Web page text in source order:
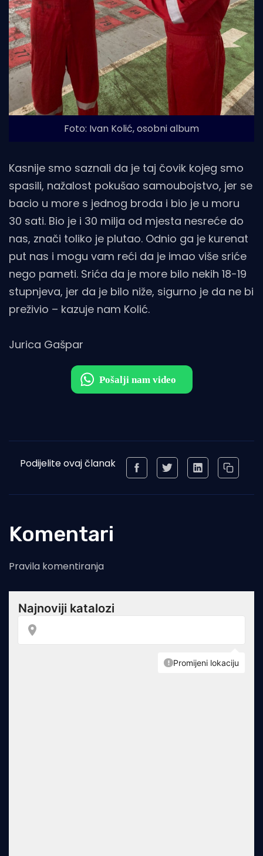
Foto: Ivan Kolić, osobni album
Kasnije smo saznali da je taj čovik kojeg smo
spasili, nažalost pokušao samoubojstvo, jer se
bacio u more s jednog broda i bio je u moru
30 sati. Bio je i 30 milja od mjesta nesreće do
nas, znači toliko je plutao. Odnio ga je kurenat
put nas i mogu vam reći da je imao više sriće
nego pameti. Srića da je more bilo nekih 18-19
stupnjeva, jer da je bilo niže, sigurno je da ne bi
preživio – kazuje nam Kolić.
Jurica Gašpar
Podijelite ovaj članak
Komentari
Pravila komentiranja